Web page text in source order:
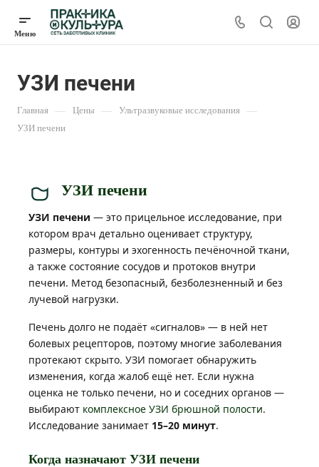
УЗИ печени
Главная — Цены — Ультразвуковые исследования —
УЗИ печени
УЗИ печени
УЗИ печени — это прицельное исследование, при
котором врач детально оценивает структуру,
размеры, контуры и эхогенность печёночной ткани,
а также состояние сосудов и протоков внутри
печени. Метод безопасный, безболезненный и без
лучевой нагрузки.
Печень долго не подаёт «сигналов» — в ней нет
болевых рецепторов, поэтому многие заболевания
протекают скрыто. УЗИ помогает обнаружить
изменения, когда жалоб ещё нет. Если нужна
оценка не только печени, но и соседних органов —
выбирают комплексное УЗИ брюшной полости.
Исследование занимает 15–20 минут.
Когда назначают УЗИ печени